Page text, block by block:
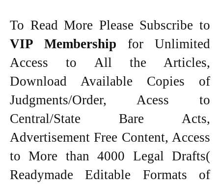
To Read More Please Subscribe to
VIP Membership for Unlimited
Access to All the Articles,
Download Available Copies of
Judgments/Order, Acess to
Central/State Bare Acts,
Advertisement Free Content, Access
to More than 4000 Legal Drafts(
Readymade Editable Formats of